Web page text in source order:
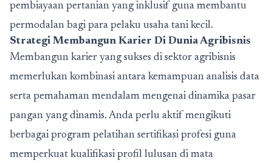
pembiayaan pertanian yang inklusif guna membantu
permodalan bagi para pelaku usaha tani kecil.
Strategi Membangun Karier Di Dunia Agribisnis
Membangun karier yang sukses di sektor agribisnis
memerlukan kombinasi antara kemampuan analisis data
serta pemahaman mendalam mengenai dinamika pasar
pangan yang dinamis. Anda perlu aktif mengikuti
berbagai program pelatihan sertifikasi profesi guna
memperkuat kualifikasi profil lulusan di mata